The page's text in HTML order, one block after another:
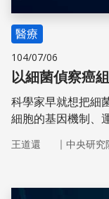
醫療
104/07/06
以細菌偵察癌
科學家早就想把細
細胞的基因機制、
組織。
王道還 ｜ 中央研究